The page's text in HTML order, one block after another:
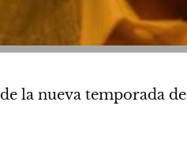
la nueva temporada de